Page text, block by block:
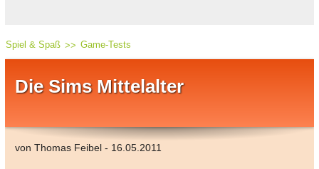
Spiel & Spaß Game-Tests
Die Sims Mittelalter
von Thomas Feibel - 16.05.2011